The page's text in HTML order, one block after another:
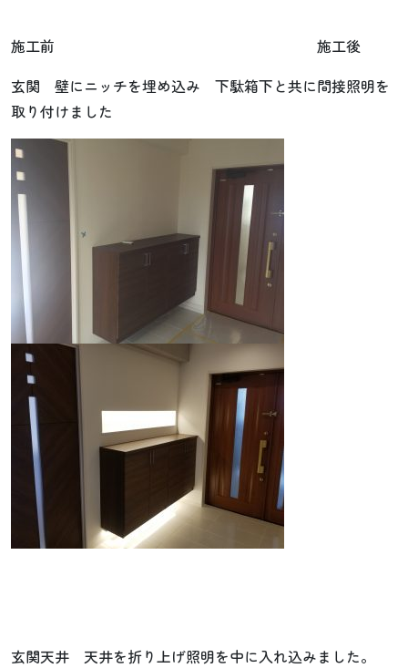
施工前 施工後
玄関 壁にニッチを埋め込み 下駄箱下と共に間接照明を
取り付けました
玄関天井 天井を折り上げ照明を中に入れ込みました。